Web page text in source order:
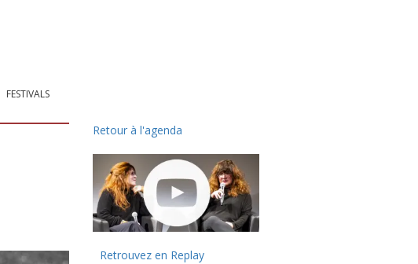
FESTIVALS
Retour à l'agenda
Retrouvez en Replay